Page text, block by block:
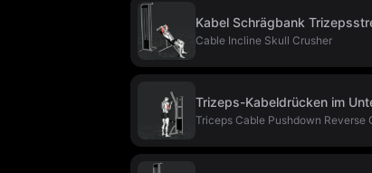
Kabel Schrägbank
Cable Incline Skull Crusher
Trizeps-Kabeldrücken im
Triceps Cable Pushdown Reverse